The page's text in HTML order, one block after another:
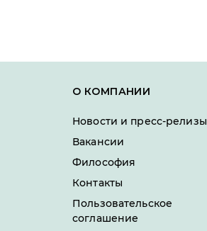
О КОМПАНИИ
Новости и пресс-релизы
Вакансии
Философия
Контакты
Пользовательское
соглашение